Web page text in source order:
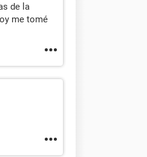
de la
me tomé